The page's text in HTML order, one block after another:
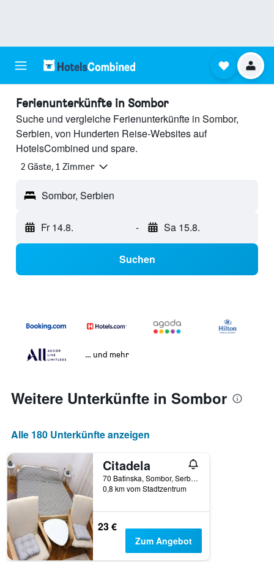
Ferienunterkünfte in Sombor
Suche und vergleiche Ferienunterkünfte in Sombor,
Serbien, von Hunderten Reise-Websites auf
HotelsCombined und spare.
2 Gäste, 1 Zimmer
Sombor, Serbien
Fr 14.8. - Sa 15.8.
Suchen
… und mehr
Weitere Unterkünfte in Sombor
Alle 180 Unterkünfte anzeigen
Citadela
70 Batinska, Sombor, Serbien
0,8 km vom Stadtzentrum
23 €
Zum Angebot